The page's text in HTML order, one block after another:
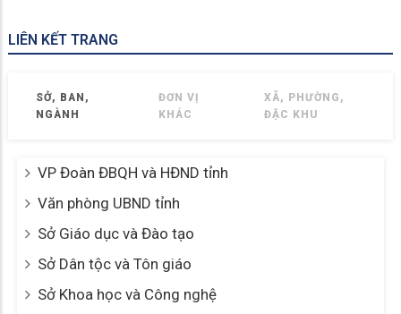
LIÊN KẾT TRANG
SỞ, BAN,
NGÀNH
ĐƠN VỊ
KHÁC
XÃ, PHƯỜNG,
ĐẶC KHU
VP Đoàn ĐBQH và HĐND tỉnh
Văn phòng UBND tỉnh
Sở Giáo dục và Đào tạo
Sở Dân tộc và Tôn giáo
Sở Khoa học và Công nghệ